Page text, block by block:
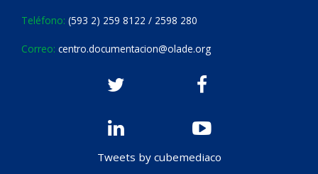
Teléfono: (593 2) 259 8122 / 2598 280
Correo: centro.documentacion@olade.org
Tweets by cubemediaco